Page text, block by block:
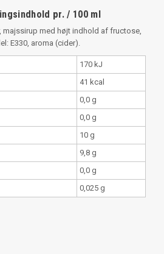
pr. / 100 ml
majssirup med højt indhold af fructose,
E330, aroma (cider).
170 kJ
41 kcal
0,0 g
0,0 g
10 g
9,8 g
0,0 g
0,025 g